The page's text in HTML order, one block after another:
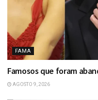
FAMA
Famosos que foram
AGOSTO 9, 2026